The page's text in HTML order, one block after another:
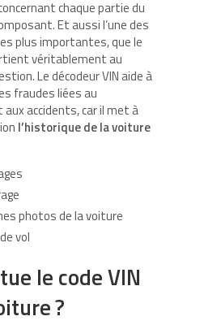
chaque partie du
Et aussi l’une des
plus importantes, que le
véritablement au
Le décodeur VIN aide à
fraudes liées au
accidents, car il met à
l’historique de la voiture
photos de la voiture
vol
le code VIN
?